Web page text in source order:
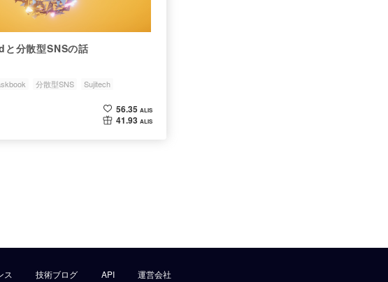
分散型SNSの話
分散型SNS Sujitech
56.35 ALIS
41.93 ALIS
ス 技術ブログ API 運営会社